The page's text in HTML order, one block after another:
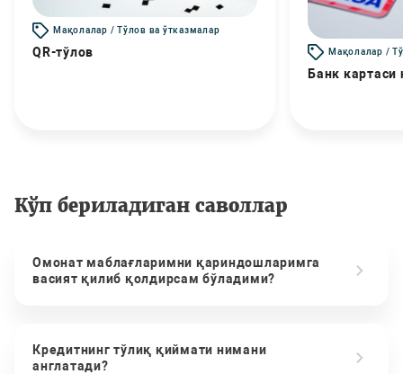
Мақолалар / Тўлов ва ўтказмалар
QR-тўлов Мақолалар /
Банк картаси
Кўп бериладиган саволлар
Омонат маблағларимни қариндошларимга
васият қилиб қолдирсам бўладими?
Кредитнинг тўлиқ қиймати нимани
англатади?